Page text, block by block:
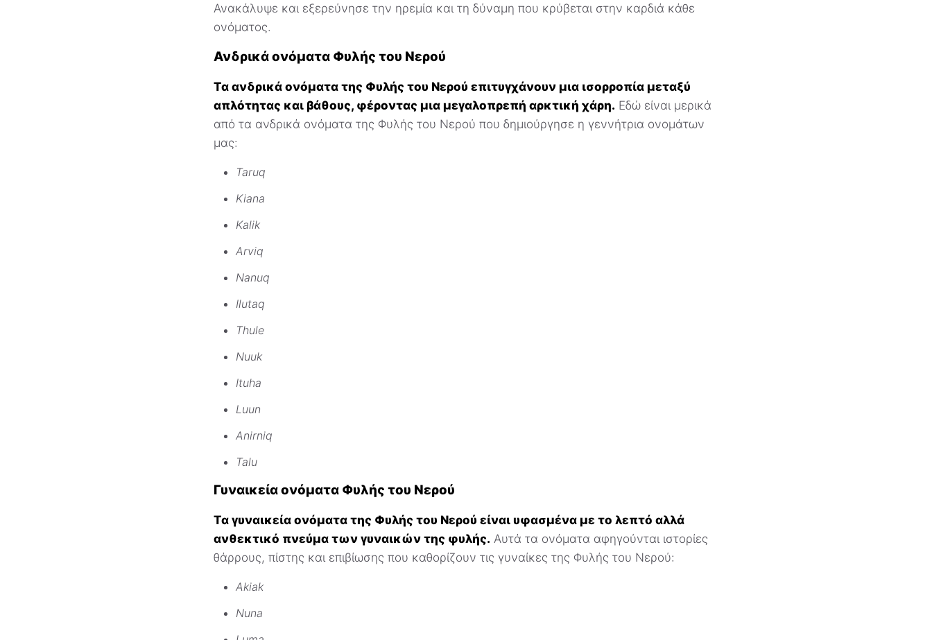
Ανακάλυψε και εξερεύνησε την ηρεμία και τη δύναμη που κρύβεται στην καρδιά κάθε
ονόματος.
Ανδρικά ονόματα Φυλής του Νερού
Τα ανδρικά ονόματα της Φυλής του Νερού επιτυγχάνουν μια ισορροπία μεταξύ
απλότητας και βάθους, φέροντας μια μεγαλοπρεπή αρκτική χάρη. Εδώ είναι μερικά
από τα ανδρικά ονόματα της Φυλής του Νερού που δημιούργησε η γεννήτρια ονομάτων
μας:
Taruq
Kiana
Kalik
Arviq
Nanuq
Ilutaq
Thule
Nuuk
Ituha
Luun
Anirniq
Talu
Γυναικεία ονόματα Φυλής του Νερού
Τα γυναικεία ονόματα της Φυλής του Νερού είναι υφασμένα με το λεπτό αλλά
ανθεκτικό πνεύμα των γυναικών της φυλής. Αυτά τα ονόματα αφηγούνται ιστορίες
θάρρους, πίστης και επιβίωσης που καθορίζουν τις γυναίκες της Φυλής του Νερού:
Akiak
Nuna